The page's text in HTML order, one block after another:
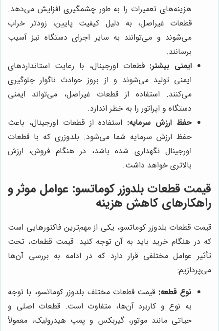
هزینه‌های تعمیرات را به طور چشمگیری افزایش می‌دهد.
قطعات غیراصل، به دلیل کیفیت پایین، زودتر خراب
می‌شوند و می‌توانند به سایر اجزای دستگاه نیز آسیب
برسانند.
ایمنی بیشتر: قطعات اورجینال، با رعایت استانداردهای
ایمنی تولید می‌شوند و از بروز حوادث ناگوار جلوگیری
می‌کنند. استفاده از قطعات غیراصل، می‌تواند ایمنی
دستگاه و اپراتور را به خطر اندازد.
حفظ ارزش سرمایه: استفاده از قطعات اورجینال، باعث
حفظ ارزش سرمایه شما می‌شود. بلدوزری که با قطعات
اورجینال نگهداری شده باشد، در هنگام فروش، ارزش
بالاتری خواهد داشت.
قیمت قطعات بلدوزر کوماتسو: عوامل موثر و
راهکارهای کاهش هزینه
قیمت قطعات بلدوزر کوماتسو، یکی از مهم‌ترین فاکتورهایی است
که در هنگام خرید باید به آن توجه کنید. قیمت قطعات، تحت
تأثیر عوامل مختلفی قرار دارد که در ادامه به بررسی آن‌ها
می‌پردازیم:
نوع قطعه: قیمت قطعات مختلف بلدوزر کوماتسو، با توجه
به نوع و کاربرد آن‌ها، متفاوت است. قطعات اصلی و
حیاتی مانند موتور، گیربکس و پمپ هیدرولیک، معمولاً